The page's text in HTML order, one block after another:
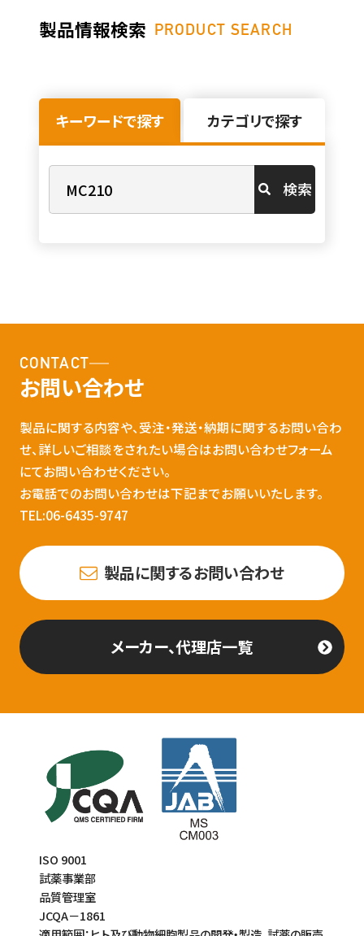
製品情報検索 PRODUCT SEARCH
キーワードで探す カテゴリで探す
検索
CONTACT
お問い合わせ
製品に関する内容や、受注・発送・納期に関するお問い合わ
せ、詳しいご相談をされたい場合はお問い合わせフォーム
にてお問い合わせください。
お電話でのお問い合わせは下記までお願いいたします。
TEL:06-6435-9747
製品に関するお問い合わせ
メーカー、代理店一覧
ISO 9001
試薬事業部
品質管理室
JCQA－1861